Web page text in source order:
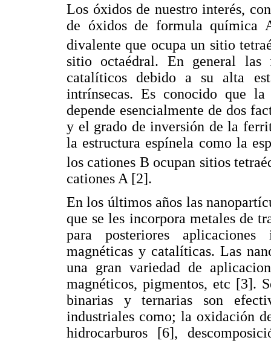
Los óxidos de nuestro interés,
de óxidos de formula química
divalente que ocupa un sitio
sitio octaédral. En general las
catalíticos debido a su alta
intrínsecas. Es conocido que
depende esencialmente de dos
y el grado de inversión de la
la estructura espínela como la
los cationes B ocupan sitios
cationes A [2].
En los últimos años las
que se les incorpora metales de
para posteriores
magnéticas y catalíticas. Las
una gran variedad de
magnéticos, pigmentos, etc [3].
binarias y ternarias son
industriales como; la oxidación
hidrocarburos [6],